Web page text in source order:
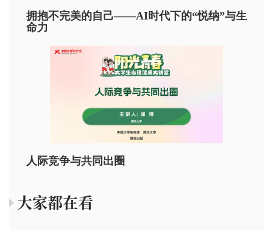
拥抱不完美的自己——AI时代下的“悦纳”与生
命力
人际竞争与共同出圈
大家都在看